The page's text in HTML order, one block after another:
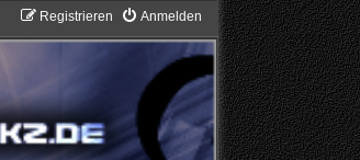
Anmelden
Registrieren